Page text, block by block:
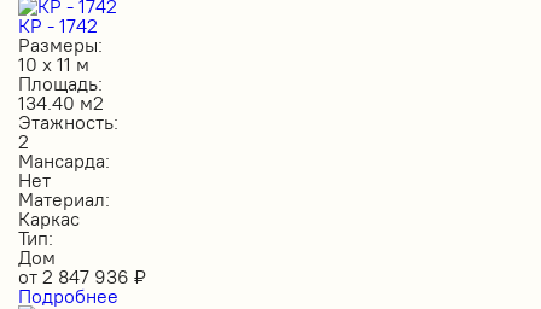
КР - 1742
Размеры:
10 х 11 м
Площадь:
134.40 м2
Этажность:
2
Мансарда:
Нет
Материал:
Каркас
Тип:
Дом
от 2 847 936 ₽
Подробнее